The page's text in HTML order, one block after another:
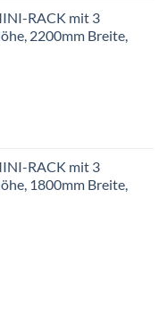
RACK mit 3
2200mm Breite,
RACK mit 3
1800mm Breite,